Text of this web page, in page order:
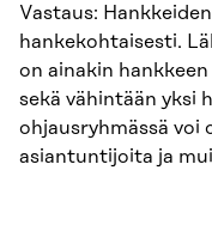
Vastaus:
hankekohtaisesti.
on ainakin
sekä vähintään yksi
ohjausryhmässä voi
asiantuntijoita ja